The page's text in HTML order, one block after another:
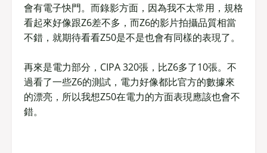
會有電子快門。而錄影方面，因為我不太常用，規格
看起來好像跟Z6差不多，而Z6的影片拍攝品質相當
不錯，就期待看看Z50是不是也會有同樣的表現了。
再來是電力部分，CIPA 320張，比Z6多了10張。不
過看了一些Z6的測試，電力好像都比官方的數據來
的漂亮，所以我想Z50在電力的方面表現應該也會不
錯。